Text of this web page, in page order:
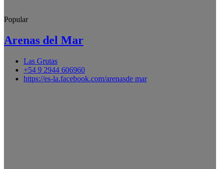
Popular
Arenas del Mar
Las Grutas
+54 9 2944 606960
https://es-la.facebook.com/arenasde mar